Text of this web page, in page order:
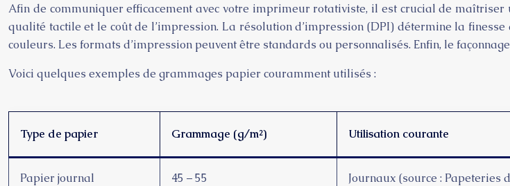
Afin de communiquer efficacement avec votre imprimeur rotativiste, il est crucial de
qualité tactile et le coût de l’impression. La résolution d’impression (DPI) détermine la
couleurs. Les formats d’impression peuvent être standards ou personnalisés. Enfin, le
Voici quelques exemples de grammages papier couramment utilisés :
Type de papier Grammage (g/m²) Utilisation courante
Papier journal 45 – 55 Journaux (source : Papeteries